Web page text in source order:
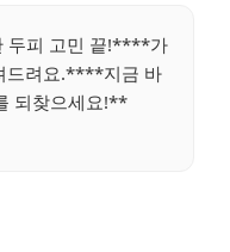
두피 고민 끝!****가
드려요.****지금 바
되찾으세요!**